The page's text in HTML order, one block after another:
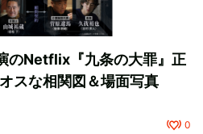
のNetflix『九条の大罪』正
スな相関図＆場面写真
0